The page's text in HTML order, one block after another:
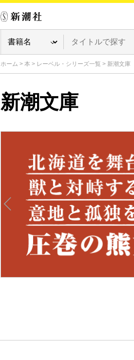
ホーム > 本 > レーベル・シリーズ一覧 > 新潮文庫
新潮文庫